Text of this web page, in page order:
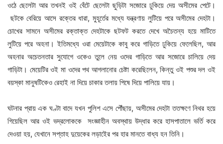
ওঠে ছেলেটা আর তখনই ওই বেঁটে ছেলেটা ছুড়িটা সজোরে ঢুকিয়ে দেয় অসীমের পেটে।
ছটকে বেরিয়ে আসে রক্তের ধারা, মুহূর্তের মধ্যে যন্ত্রণায় লুটিয়ে পরে অসীমের দেহটা।
চোখের সামনে অসীমের রক্তাক্ত দেহটাকে ছটফট করতে দেখে অচৈতন্য হয়ে মাটিতে
লুটিয়ে পরে অহনা। ইতিমধ্যে ওরা মেয়েটাকে কাবু করে গাড়িতে ঢুকিয়ে ফেলেছিল, আর
অহনার অচেতনতার সুযোগে ওকেও তুলে নেয় ওদের গাড়িতে আর সজোরে চালিয়ে দেয়
গাড়িটা। মেয়েটির ওই মা ওদের পথ আগলানোর চেষ্টা করেছিলেন, কিন্তু ওই পশুর দল ওই
বয়স্কা মানুষটিকেও রেহাই না দিয়ে চাকার তলায় পিষে দিয়ে পালিয়ে যায়।
ঘটনার প্রায় এক ঘণ্টা বাদে যখন পুলিশ এসে পৌঁছায়, অসীমের দেহটা ততক্ষণে নিথর হয়ে
গিয়েছিল আর ওই ভদ্রলোককে সংজ্ঞাহীন অবস্থায় উদ্ধার করে হাসপাতালে ভর্তি করে
দেওয়া হয়, যেখানে সপ্তাহ দুয়েকের লড়াইের পর হার মানতে বাধ্য হন তিনি।